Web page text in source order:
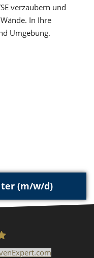
verzaubern und
In Ihre
Umgebung.
(m/w/d)